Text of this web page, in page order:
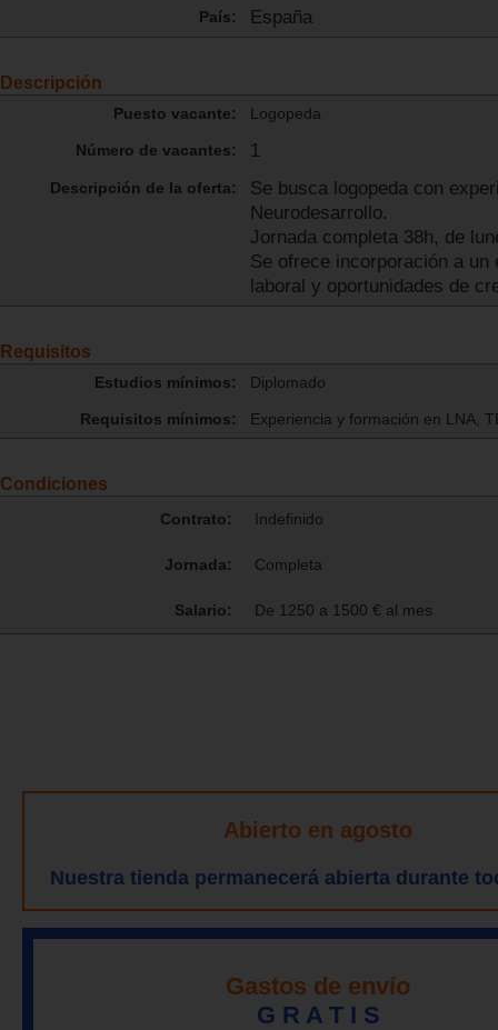
País: España
Descripción
Puesto vacante: Logopeda
Número de vacantes: 1
Descripción de la oferta:
Se busca logopeda con
Neurodesarrollo.
Jornada completa 38h, de
Se ofrece incorporación a
laboral y oportunidades de
Requisitos
Estudios mínimos: Diplomado
Requisitos mínimos: Experiencia y formación en LNA,
Condiciones
Contrato: Indefinido
Jornada: Completa
Salario: De 1250 a 1500 € al mes
Abierto en agosto
Nuestra tienda permanecerá abierta durante
Gastos de envío
G R A T I S